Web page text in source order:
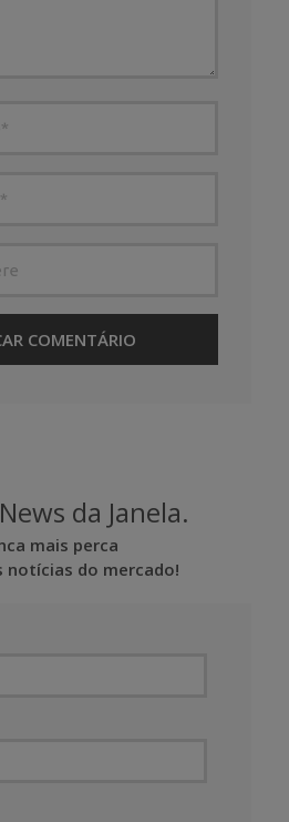
da Janela.
mais perca
notícias do mercado!